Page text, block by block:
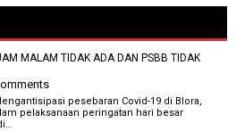
MALAM TIDAK ADA DAN PSBB TIDAK
pesebaran Covid-19 di Blora,
pelaksanaan peringatan hari besar